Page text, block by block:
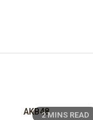
2 MINS READ
AKB48